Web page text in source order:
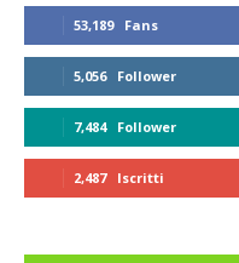
53,189 Fans
5,056 Follower
7,484 Follower
2,487 Iscritti